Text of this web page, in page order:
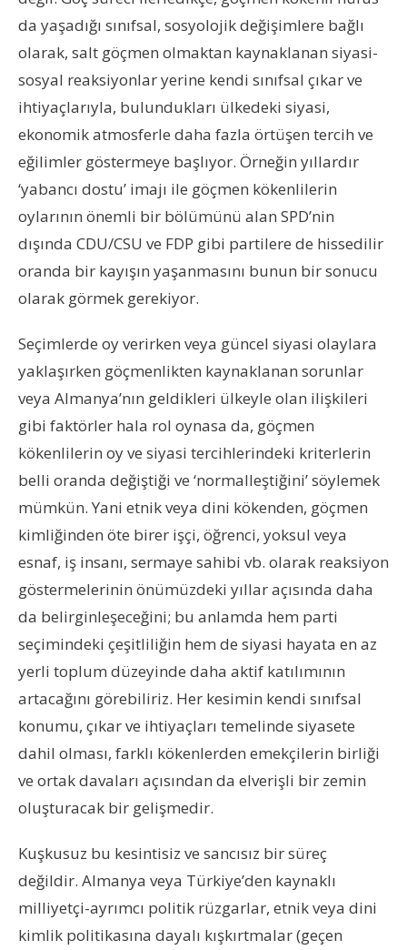
da yaşadığı sınıfsal, sosyolojik değişimlere bağlı
olarak, salt göçmen olmaktan kaynaklanan siyasi-
sosyal reaksiyonlar yerine kendi sınıfsal çıkar ve
ihtiyaçlarıyla, bulundukları ülkedeki siyasi,
ekonomik atmosferle daha fazla örtüşen tercih ve
eğilimler göstermeye başlıyor. Örneğin yıllardır
‘yabancı dostu’ imajı ile göçmen kökenlilerin
oylarının önemli bir bölümünü alan SPD’nin
dışında CDU/CSU ve FDP gibi partilere de hissedilir
oranda bir kayışın yaşanmasını bunun bir sonucu
olarak görmek gerekiyor.
Seçimlerde oy verirken veya güncel siyasi olaylara
yaklaşırken göçmenlikten kaynaklanan sorunlar
veya Almanya’nın geldikleri ülkeyle olan ilişkileri
gibi faktörler hala rol oynasa da, göçmen
kökenlilerin oy ve siyasi tercihlerindeki kriterlerin
belli oranda değiştiği ve ‘normalleştiğini’ söylemek
mümkün. Yani etnik veya dini kökenden, göçmen
kimliğinden öte birer işçi, öğrenci, yoksul veya
esnaf, iş insanı, sermaye sahibi vb. olarak reaksiyon
göstermelerinin önümüzdeki yıllar açısında daha
da belirginleşeceğini; bu anlamda hem parti
seçimindeki çeşitliliğin hem de siyasi hayata en az
yerli toplum düzeyinde daha aktif katılımının
artacağını görebiliriz. Her kesimin kendi sınıfsal
konumu, çıkar ve ihtiyaçları temelinde siyasete
dahil olması, farklı kökenlerden emekçilerin birliği
ve ortak davaları açısından da elverişli bir zemin
oluşturacak bir gelişmedir.
Kuşkusuz bu kesintisiz ve sancısız bir süreç
değildir. Almanya veya Türkiye’den kaynaklı
milliyetçi-ayrımcı politik rüzgarlar, etnik veya dini
kimlik politikasına dayalı kışkırtmalar (geçen